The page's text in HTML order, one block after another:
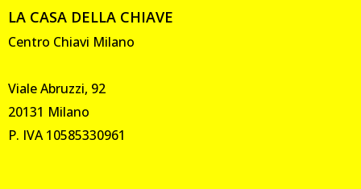
LA CASA DELLA CHIAVE
Centro Chiavi Milano
Viale Abruzzi, 92
20131 Milano
P. IVA 10585330961